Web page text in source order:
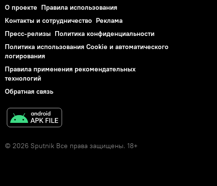
О проекте Правила использования
Контакты и сотрудничество Реклама
Пресс-релизы Политика конфиденциальности
Политика использования Cookie и автоматического
логирования
Правила применения рекомендательных
технологий
Обратная связь
© 2026 Sputnik Все права защищены. 18+